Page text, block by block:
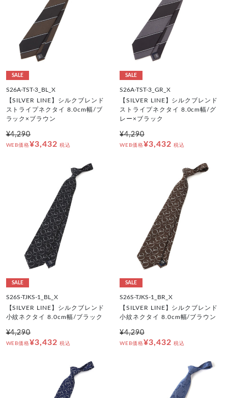
SALE
S26A-TST-3_BL_X
【SILVER LINE】シルクブレンド
ストライプネクタイ 8.0cm幅/ブ
ラック×ブラウン
¥4,290
WEB価格¥3,432 税込
SALE
S26A-TST-3_GR_X
【SILVER LINE】シルクブレンド
ストライプネクタイ 8.0cm幅/グ
レー×ブラック
¥4,290
WEB価格¥3,432 税込
SALE
S26S-TJKS-1_BL_X
【SILVER LINE】シルクブレンド
小紋ネクタイ 8.0cm幅/ブラック
¥4,290
WEB価格¥3,432 税込
SALE
S26S-TJKS-1_BR_X
【SILVER LINE】シルクブレンド
小紋ネクタイ 8.0cm幅/ブラウン
¥4,290
WEB価格¥3,432 税込